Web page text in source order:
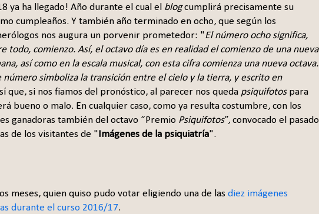
ya ha llegado! Año durante el cual el blogcumplirá precisamente su
cumpleaños. Y también año terminado en ocho, que según los
nos augura un porvenir prometedor: "El número ocho significa,
todo, comienzo. Así, el octavo día es en realidad el comienzo de una nueva
así como en la escala musical, con esta cifra comienza una nueva octava.
número simboliza la transición entre el cielo y la tierra, y escrito en
que, si nos fiamos del pronóstico, al parecer nos queda psiquifotospara
bueno o malo. En cualquier caso, como ya resulta costumbre, con los
ganadoras también del octavo “Premio Psiquifotos”, convocado el pasado
de los visitantes de " Imágenes de la psiquiatría".
meses, quien quiso pudo votar eligiendo una de las diez imágenes
durante el curso 2016/17.